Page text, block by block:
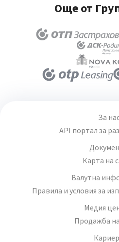
Още от
За
API портал за
Карта на
Валутна
Правила и условия за
Медия
Продажба